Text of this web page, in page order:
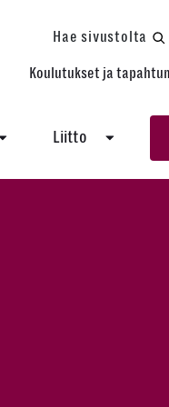
Hae sivustolta
Koulutukset ja
Liitto